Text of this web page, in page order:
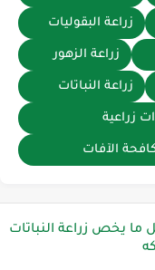
زراعة البقوليات
زراعة الزهور
زراعة النباتات
الآفات
يخص زراعة النباتات